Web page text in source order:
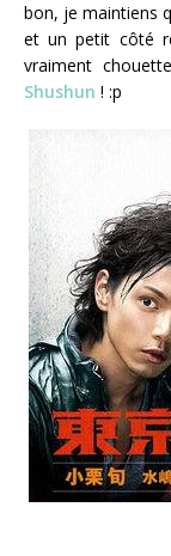
bon, je maintiens
et un petit côté
vraiment
Shushun ! :p